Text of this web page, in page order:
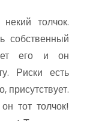
толчок.
собственный
его и он
Риски есть
присутствует.
тот толчок!